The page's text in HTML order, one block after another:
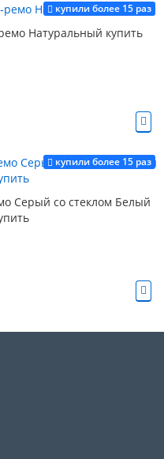
купили более 15 раз
Натуральный купить
купили более 15 раз
Серый со стеклом Белый